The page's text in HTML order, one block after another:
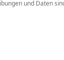
und Daten